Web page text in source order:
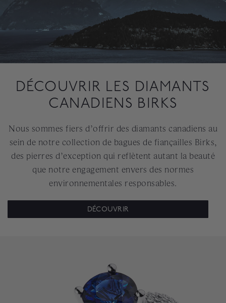
DÉCOUVRIR LES DIAMANTS
CANADIENS BIRKS
Nous sommes fiers d’offrir des diamants canadiens au
sein de notre collection de bagues de fiançailles Birks,
des pierres d’exception qui reflètent autant la beauté
que notre engagement envers des normes
environnementales responsables.
DÉCOUVRIR